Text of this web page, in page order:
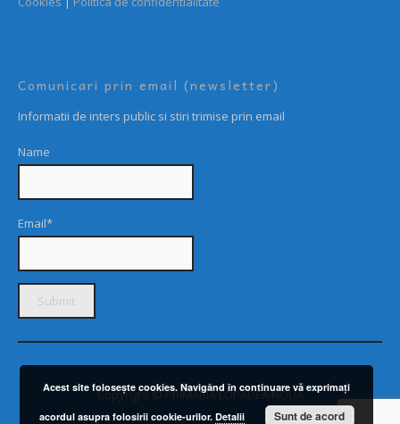
Comunicari prin email (newsletter)
Informatii de inters public si stiri trimise prin email
Name
Email*
Copyright © PRIMARIA LOPADEA NOUĂ
Acest site foloseşte cookies. Navigând în continuare vă exprimaţi
acordul asupra folosirii cookie-urilor. Detalii Sunt de acord